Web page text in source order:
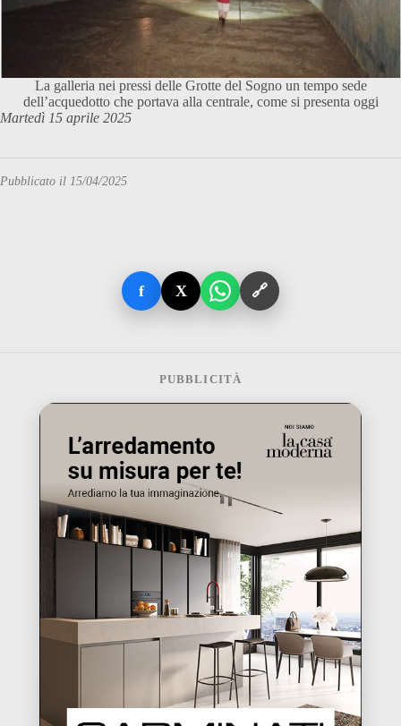
La galleria nei pressi delle Grotte del Sogno un tempo sede
dell’acquedotto che portava alla centrale, come si presenta oggi
Martedì 15 aprile 2025
Pubblicato il 15/04/2025
f X 🔗
PUBBLICITÀ